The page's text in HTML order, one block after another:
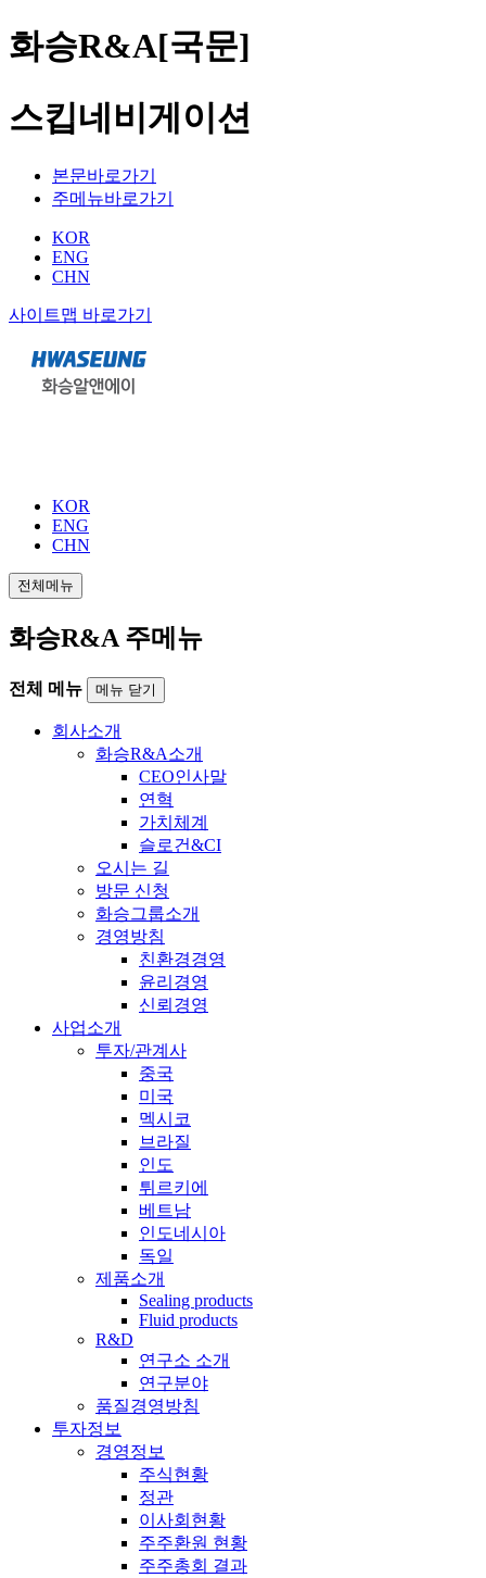
화승R&A[국문]
스킵네비게이션
본문바로가기
주메뉴바로가기
KOR
ENG
CHN
사이트맵 바로가기
KOR
ENG
CHN
전체메뉴
화승R&A 주메뉴
전체 메뉴 메뉴 닫기
회사소개
화승R&A소개
CEO인사말
연혁
가치체계
슬로건&CI
오시는 길
방문 신청
화승그룹소개
경영방침
친환경경영
윤리경영
신뢰경영
사업소개
투자/관계사
중국
미국
멕시코
브라질
인도
튀르키에
베트남
인도네시아
독일
제품소개
Sealing products
Fluid products
R&D
연구소 소개
연구분야
품질경영방침
투자정보
경영정보
주식현황
정관
이사회현황
주주환원 현황
주주총회 결과